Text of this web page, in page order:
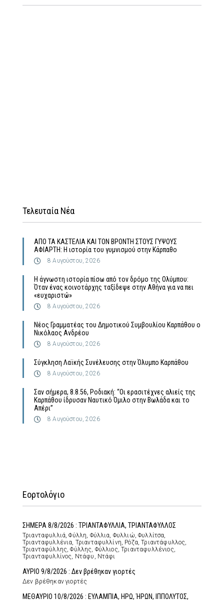
Τελευταία Νέα
ΑΠΟ ΤΑ ΚΑΣΤΕΛΙΑ ΚΑΙ ΤΟΝ ΒΡΟΝΤΗ ΣΤΟΥΣ ΓΥΨΟΥΣ
ΑΦΙΑΡΤΗ: Η ιστορία του γυμνισμού στην Κάρπαθο
8 Αυγούστου, 2026
Η άγνωστη ιστορία πίσω από τον δρόμο της Ολύμπου:
Όταν ένας κοινοτάρχης ταξίδεψε στην Αθήνα για να πει
«ευχαριστώ»
8 Αυγούστου, 2026
Νέος Γραμματέας του Δημοτικού Συμβουλίου Καρπάθου ο
Νικόλαος Ανδρέου
8 Αυγούστου, 2026
Σύγκληση Λαϊκής Συνέλευσης στην Όλυμπο Καρπάθου
8 Αυγούστου, 2026
Σαν σήμερα, 8.8.56, Ροδιακή: “Οι ερασιτέχνες αλιείς της
Καρπάθου ίδρυσαν Ναυτικό Όμιλο στην Βωλάδα και το
Απέρι”
8 Αυγούστου, 2026
Εορτολόγιο
ΣΗΜΕΡΑ 8/8/2026 : ΤΡΙΑΝΤΑΦΥΛΛΙΑ, ΤΡΙΑΝΤΑΦΥΛΛΟΣ
Τριανταφυλλιά, Φύλλη, Φύλλια, Φυλλιώ, Φυλλίτσα,
Τριανταφυλλένια, Τριανταφυλλίνη, Ρόζα, Τριαντάφυλλος,
Τριανταφύλλης, Φύλλης, Φύλλιος, Τριανταφυλλένιος,
Τριανταφυλλίνος, Ντάφυ, Ντάφι
ΑΥΡΙΟ 9/8/2026 : Δεν βρέθηκαν γιορτές
Δεν βρέθηκαν γιορτές
ΜΕΘΑΥΡΙΟ 10/8/2026 : ΕΥΛΑΜΠΙΑ, ΗΡΩ, ΉΡΩΝ, ΙΠΠΟΛΥΤΟΣ,